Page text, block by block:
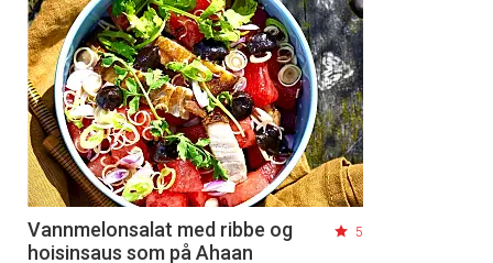
Vannmelonsalat med ribbe og
hoisinsaus som på Ahaan
5